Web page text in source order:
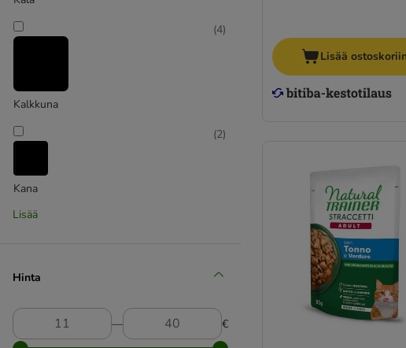
Grau
Herrmanns Organic
IAMS
Josera
Kitekat
Lucky Lou
MjAMjAM
Mjau
Kalkkuna
(4)
Kana
(2)
Lohi
Lisää
Hinta
― €
Lisää